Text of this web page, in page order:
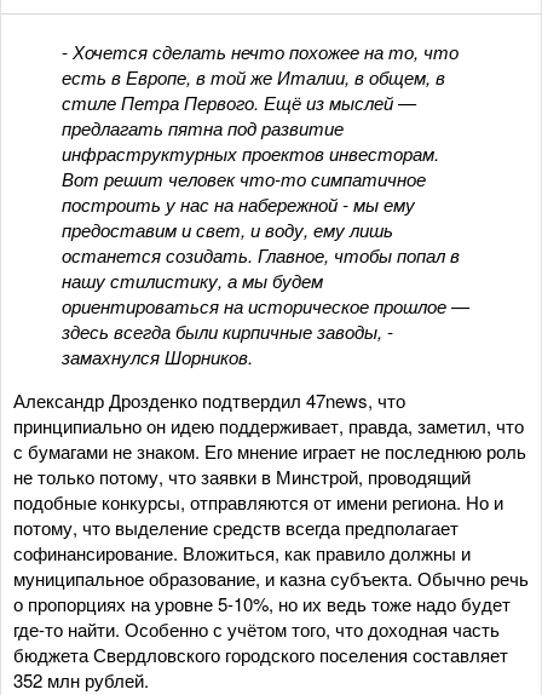
- Хочется сделать нечто похожее на то, что
есть в Европе, в той же Италии, в общем, в
стиле Петра Первого. Ещё из мыслей —
предлагать пятна под развитие
инфраструктурных проектов инвесторам.
Вот решит человек что-то симпатичное
построить у нас на набережной - мы ему
предоставим и свет, и воду, ему лишь
останется созидать. Главное, чтобы попал в
нашу стилистику, а мы будем
ориентироваться на историческое прошлое —
здесь всегда были кирпичные заводы, -
замахнулся Шорников.
Александр Дрозденко подтвердил 47news, что
принципиально он идею поддерживает, правда, заметил, что
с бумагами не знаком. Его мнение играет не последнюю роль
не только потому, что заявки в Минстрой, проводящий
подобные конкурсы, отправляются от имени региона. Но и
потому, что выделение средств всегда предполагает
софинансирование. Вложиться, как правило должны и
муниципальное образование, и казна субъекта. Обычно речь
о пропорциях на уровне 5-10%, но их ведь тоже надо будет
где-то найти. Особенно с учётом того, что доходная часть
бюджета Свердловского городского поселения составляет
352 млн рублей.